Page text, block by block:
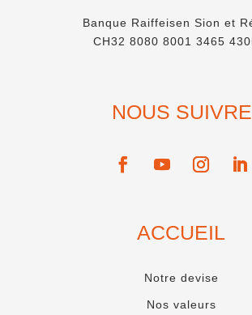
Banque Raiffeisen Sion et
CH32 8080 8001 3465
NOUS SUIVRE
ACCUEIL
Notre devise
Nos valeurs